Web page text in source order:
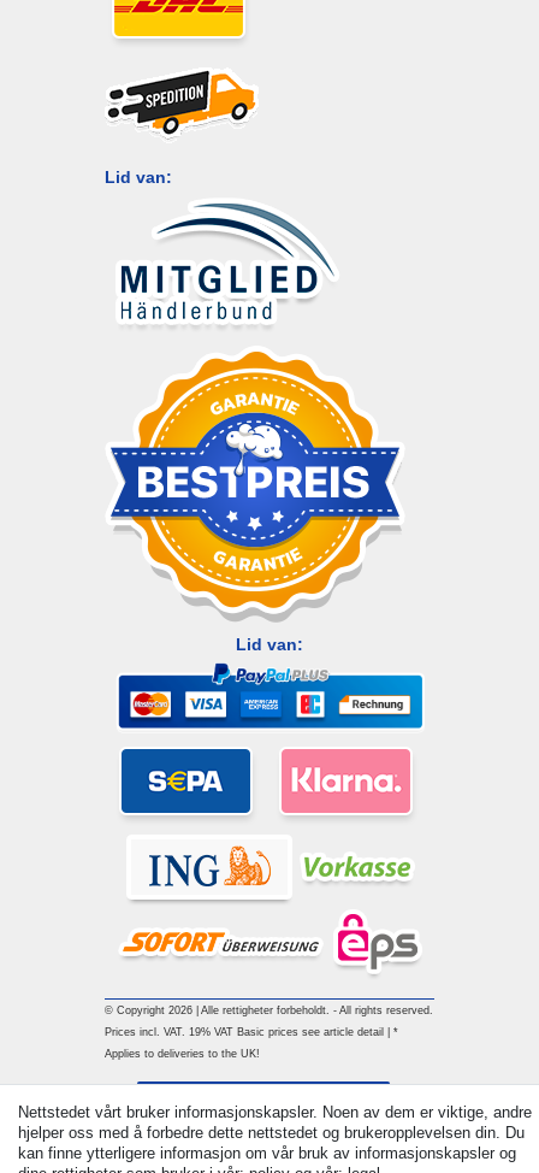
Lid van:
Lid van:
© Copyright 2026 | Alle rettigheter forbeholdt. - All rights reserved.
Prices incl. VAT. 19% VAT Basic prices see article detail | *
Applies to deliveries to the UK!
Nettstedet vårt bruker informasjonskapsler. Noen av dem er viktige, andre
hjelper oss med å forbedre dette nettstedet og brukeropplevelsen din. Du
kan finne ytterligere informasjon om vår bruk av informasjonskapsler og
Ta kontakt med